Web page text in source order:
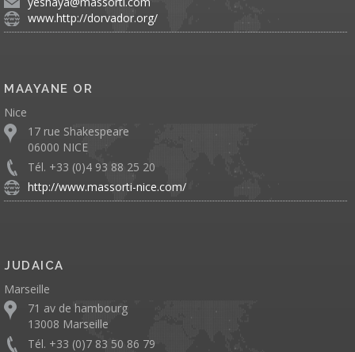
www.http://dorvador.org/
MAAYANE OR
Nice
17 rue Shakespeare
06000 NICE
Tél. +33 (0)4 93 88 25 20
http://www.massorti-nice.com/
JUDAICA
Marseille
71 av de hambourg
13008 Marseille
Tél. +33 (0)7 83 50 86 79